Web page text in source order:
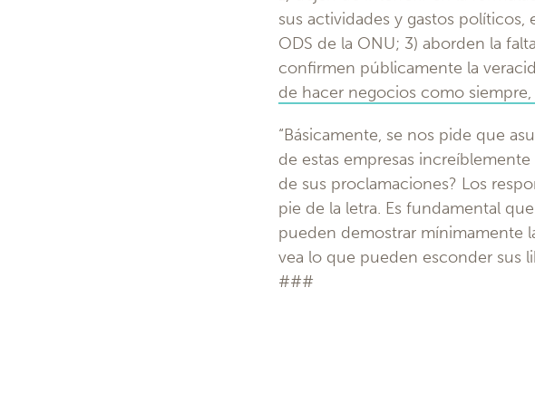
sus actividades y gastos
ODS de la ONU; 3) aborden la
confirmen públicamente la
de hacer negocios como
“Básicamente, se nos pide que
de estas empresas
de sus proclamaciones? Los
pie de la letra. Es fundamental
pueden demostrar mínimamente
vea lo que pueden esconder sus
###